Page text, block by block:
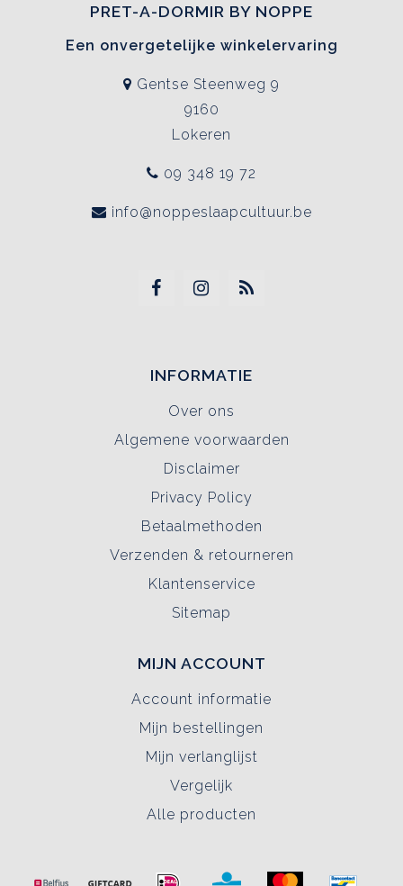
PRET-A-DORMIR BY NOPPE
Een onvergetelijke winkelervaring
Gentse Steenweg 9
9160
Lokeren
09 348 19 72
info@noppeslaapcultuur.be
INFORMATIE
Over ons
Algemene voorwaarden
Disclaimer
Privacy Policy
Betaalmethoden
Verzenden & retourneren
Klantenservice
Sitemap
MIJN ACCOUNT
Account informatie
Mijn bestellingen
Mijn verlanglijst
Vergelijk
Alle producten